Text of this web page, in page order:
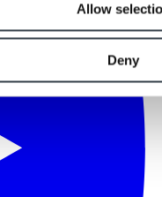
Allow
Deny